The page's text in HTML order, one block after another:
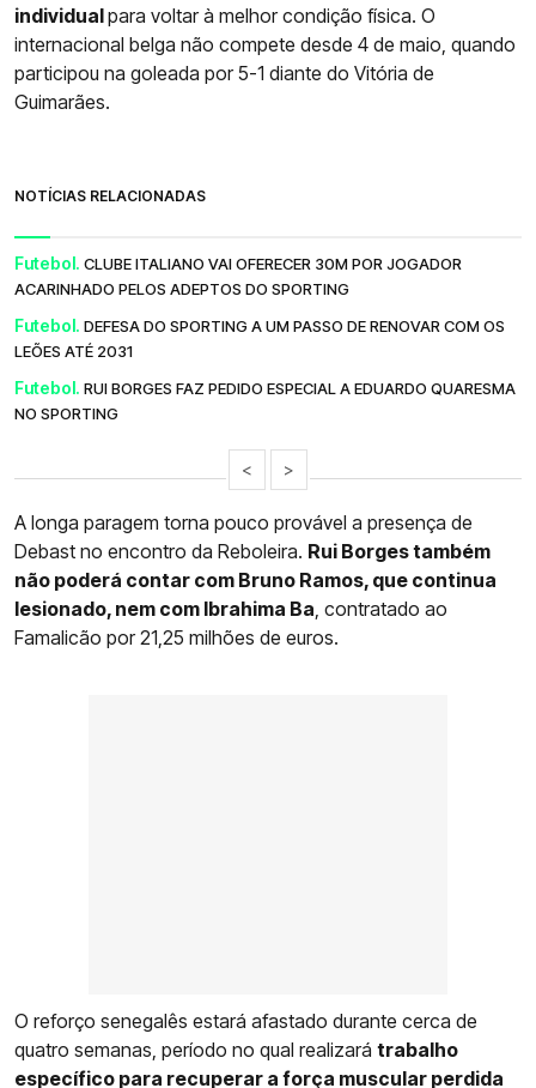
individualpara voltar à melhor condição física. O
internacional belga não compete desde 4 de maio, quando
participou na goleada por 5-1 diante do Vitória de
Guimarães.
NOTÍCIAS RELACIONADAS
Futebol. CLUBE ITALIANO VAI OFERECER 30M POR JOGADOR
ACARINHADO PELOS ADEPTOS DO SPORTING
Futebol. DEFESA DO SPORTING A UM PASSO DE RENOVAR COM OS
LEÕES ATÉ 2031
Futebol. RUI BORGES FAZ PEDIDO ESPECIAL A EDUARDO QUARESMA
NO SPORTING
< >
A longa paragem torna pouco provável a presença de
Debast no encontro da Reboleira. Rui Borges também
não poderá contar com Bruno Ramos, que continua
lesionado, nem com Ibrahima Ba , contratado ao
Famalicão por 21,25 milhões de euros.
O reforço senegalês estará afastado durante cerca de
quatro semanas, período no qual realizará trabalho
específico para recuperar a força muscular perdida